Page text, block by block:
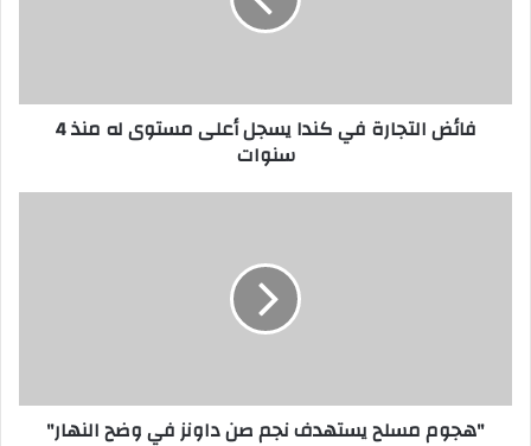
منذ
فائض التجارة في كندا يسجل أعلى مستوى له منذ 4
سنوات
النهار"
"هجوم مسلح يستهدف نجم صن داونز في وضح النهار"